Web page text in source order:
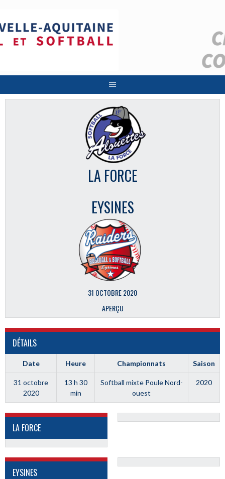
contenu
LA FORCE
EYSINES
31 OCTOBRE 2020
APERÇU
DÉTAILS
Date Heure Championnats Saison
31 octobre
2020
13 h 30
min
Softball mixte Poule Nord-
ouest
2020
LA FORCE
EYSINES